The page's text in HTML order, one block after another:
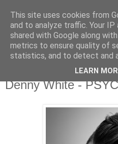
csgmblog
...music that's real...
wtorek, 20 września 2016
Denny White -
This site uses cookies from
and to analyze traffic. Your
shared with Google along
metrics to ensure quality of
statistics, and to detect and
LEARN